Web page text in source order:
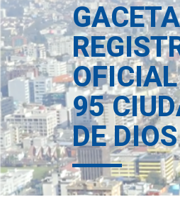
95
DE DIOS